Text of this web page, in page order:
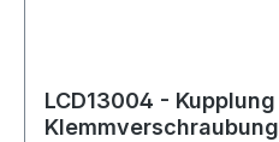
LCD13004 -